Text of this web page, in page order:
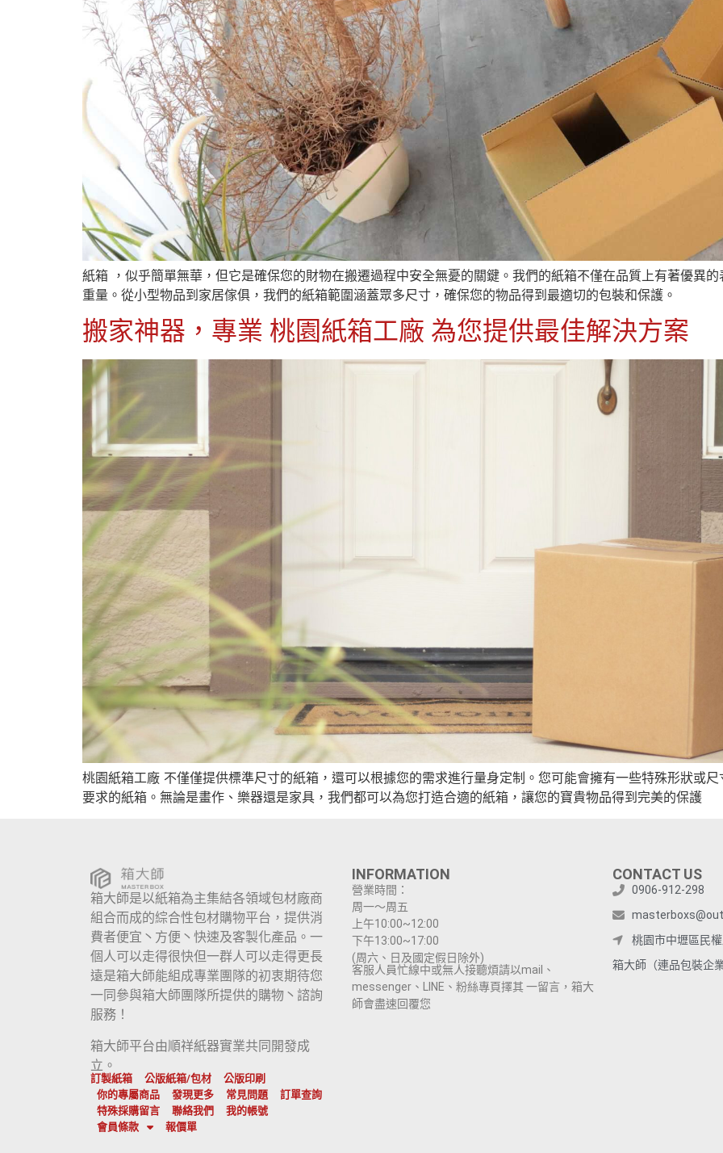
紙箱 ，似乎簡單無華，但它是確保您的財物在搬遷過程中安全無憂的關鍵。我們的紙箱不僅在品質上有著優異
重量。從小型物品到家居傢俱，我們的紙箱範圍涵蓋眾多尺寸，確保您的物品得到最適切的包裝和保護。
搬家神器，專業 桃園紙箱工廠 為您提供最佳解決方案
桃園紙箱工廠 不僅僅提供標準尺寸的紙箱，還可以根據您的需求進行量身定制。您可能會擁有一些特殊形狀或
要求的紙箱。無論是畫作、樂器還是家具，我們都可以為您打造合適的紙箱，讓您的寶貴物品得到完美的保護
箱大師是以紙箱為主集結各領域包材廠商
組合而成的綜合性包材購物平台，提供消
費者便宜丶方便丶快速及客製化產品。一
個人可以走得很快但一群人可以走得更長
遠是箱大師能組成專業團隊的初衷期待您
一同參與箱大師團隊所提供的購物丶諮詢
服務！
箱大師平台由順祥紙器實業共同開發成
立。
訂製紙箱 公版紙箱/包材
公版印刷
你的專屬商品
發現更多 常見問題
訂單查詢
特殊採購留言
聯絡我們
我的帳號
會員條款
報價單
INFORMATION
營業時間：
周一～周五
上午10:00~12:00
下午13:00~17:00
(周六、日及國定假日除外)
客服人員忙線中或無人接聽煩請以mail、
messenger、LINE、粉絲專頁擇其 一留言，箱大
師會盡速回覆您
CONTACT US
0906-912-298
桃園市中壢區民
箱大師（連品包裝企